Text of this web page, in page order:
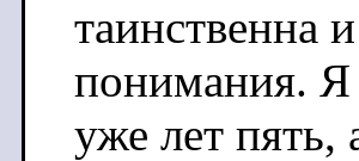
таинственна
понимания.
уже лет